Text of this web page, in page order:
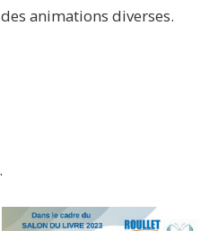
animations diverses.